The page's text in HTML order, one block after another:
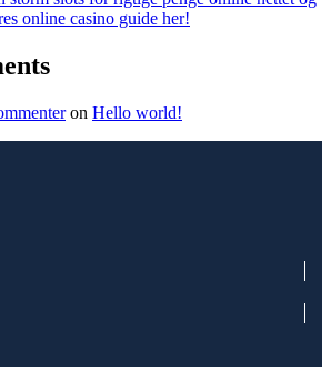
online casino guide her!
on Hello world!